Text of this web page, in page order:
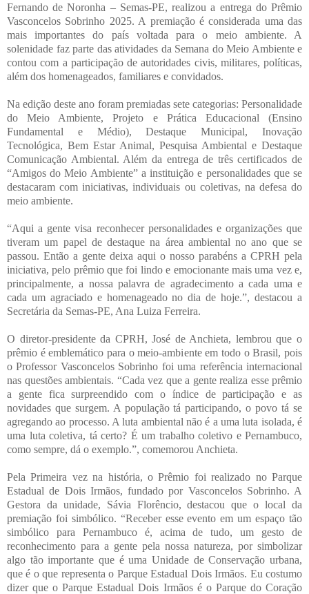
Fernando de Noronha – Semas-PE, realizou a entrega do Prêmio
Vasconcelos Sobrinho 2025. A premiação é considerada uma das
mais importantes do país voltada para o meio ambiente. A
solenidade faz parte das atividades da Semana do Meio Ambiente e
contou com a participação de autoridades civis, militares, políticas,
além dos homenageados, familiares e convidados.
Na edição deste ano foram premiadas sete categorias: Personalidade
do Meio Ambiente, Projeto e Prática Educacional (Ensino
Fundamental e Médio), Destaque Municipal, Inovação
Tecnológica, Bem Estar Animal, Pesquisa Ambiental e Destaque
Comunicação Ambiental. Além da entrega de três certificados de
“Amigos do Meio Ambiente” a instituição e personalidades que se
destacaram com iniciativas, individuais ou coletivas, na defesa do
meio ambiente.
“Aqui a gente visa reconhecer personalidades e organizações que
tiveram um papel de destaque na área ambiental no ano que se
passou. Então a gente deixa aqui o nosso parabéns a CPRH pela
iniciativa, pelo prêmio que foi lindo e emocionante mais uma vez e,
principalmente, a nossa palavra de agradecimento a cada uma e
cada um agraciado e homenageado no dia de hoje.”, destacou a
Secretária da Semas-PE, Ana Luiza Ferreira.
O diretor-presidente da CPRH, José de Anchieta, lembrou que o
prêmio é emblemático para o meio-ambiente em todo o Brasil, pois
o Professor Vasconcelos Sobrinho foi uma referência internacional
nas questões ambientais. “Cada vez que a gente realiza esse prêmio
a gente fica surpreendido com o índice de participação e as
novidades que surgem. A população tá participando, o povo tá se
agregando ao processo. A luta ambiental não é a uma luta isolada, é
uma luta coletiva, tá certo? É um trabalho coletivo e Pernambuco,
como sempre, dá o exemplo.”, comemorou Anchieta.
Pela Primeira vez na história, o Prêmio foi realizado no Parque
Estadual de Dois Irmãos, fundado por Vasconcelos Sobrinho. A
Gestora da unidade, Sávia Florêncio, destacou que o local da
premiação foi simbólico. “Receber esse evento em um espaço tão
simbólico para Pernambuco é, acima de tudo, um gesto de
reconhecimento para a gente pela nossa natureza, por simbolizar
algo tão importante que é uma Unidade de Conservação urbana,
que é o que representa o Parque Estadual Dois Irmãos. Eu costumo
dizer que o Parque Estadual Dois Irmãos é o Parque do Coração